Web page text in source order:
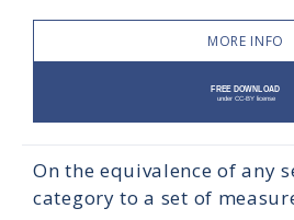
MORE INFO
On the equivalence of any
category to a set of